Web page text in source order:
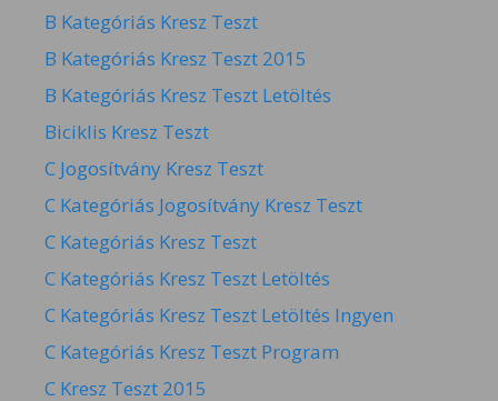
B Kategóriás Kresz Teszt
B Kategóriás Kresz Teszt 2015
B Kategóriás Kresz Teszt Letöltés
Biciklis Kresz Teszt
C Jogosítvány Kresz Teszt
C Kategóriás Jogosítvány Kresz Teszt
C Kategóriás Kresz Teszt
C Kategóriás Kresz Teszt Letöltés
C Kategóriás Kresz Teszt Letöltés Ingyen
C Kategóriás Kresz Teszt Program
C Kresz Teszt 2015